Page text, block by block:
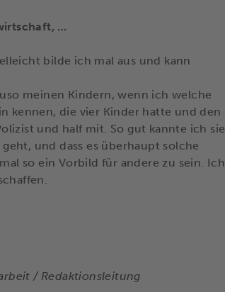
…
bilde ich mal aus und kann
meinen Kindern, wenn ich welche
kennen, die vier Kinder hatte und den
und half mit. So gut kannte ich sie
und dass es überhaupt solche
so ein Vorbild für andere zu sein. Ich
/ Redaktionsleitung